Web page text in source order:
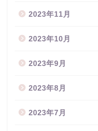
2023年11月
2023年10月
2023年9月
2023年8月
2023年7月